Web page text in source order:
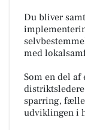
Du bliver
med
Som en del
sparring,
udviklingen i